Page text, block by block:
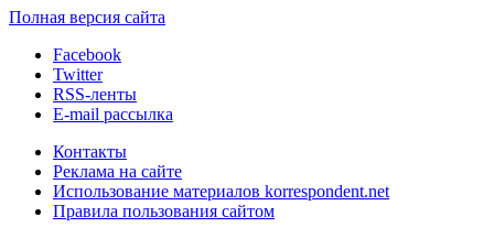
Полная версия сайта
Facebook
Twitter
RSS-ленты
E-mail рассылка
Контакты
Реклама на сайте
Использование материалов korrespondent.net
Правила пользования сайтом